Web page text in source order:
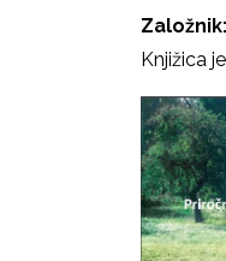
Založnik:
Knjižica